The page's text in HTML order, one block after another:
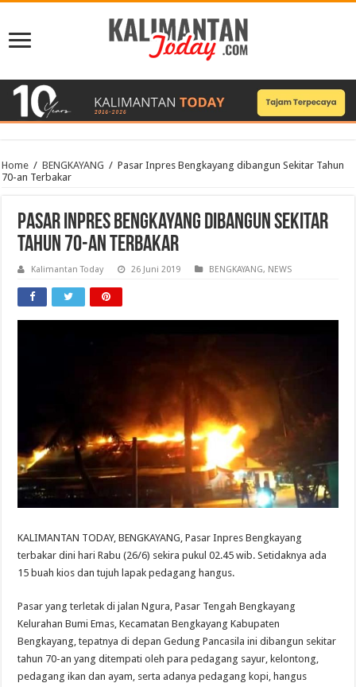
Home / BENGKAYANG / Pasar Inpres Bengkayang dibangun Sekitar Tahun
70-an Terbakar
Pasar Inpres Bengkayang dibangun Sekitar
Tahun 70-an Terbakar
Kalimantan Today 26 Juni 2019 BENGKAYANG, NEWS
KALIMANTAN TODAY, BENGKAYANG, Pasar Inpres Bengkayang
terbakar dini hari Rabu (26/6) sekira pukul 02.45 wib. Setidaknya ada
15 buah kios dan tujuh lapak pedagang hangus.
Pasar yang terletak di jalan Ngura, Pasar Tengah Bengkayang
Kelurahan Bumi Emas, Kecamatan Bengkayang Kabupaten
Bengkayang, tepatnya di depan Gedung Pancasila ini dibangun sekitar
tahun 70-an yang ditempati oleh para pedagang sayur, kelontong,
pedagang ikan dan ayam, serta adanya pedagang kopi, hangus